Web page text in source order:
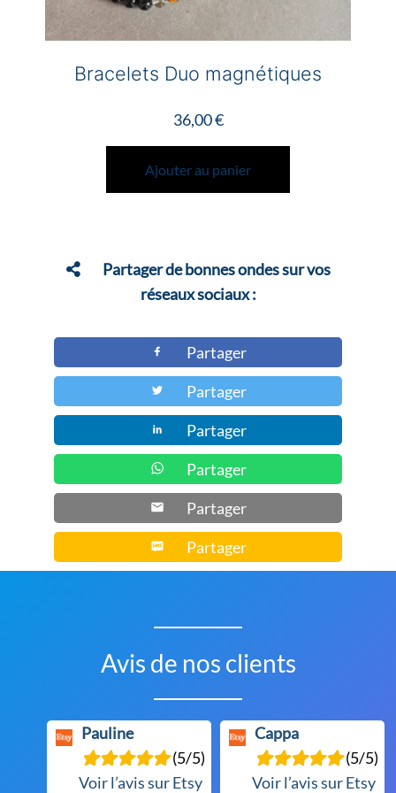
Bracelets Duo magnétiques
36,00€
Ajouter au panier
Partager de bonnes ondes sur vos
réseaux sociaux :
Partager
Partager
Partager
Partager
Partager
Partager
Avis de nos clients
Pauline
(5/5)
Voir l’avis sur Etsy
Cappa
(5/5)
Voir l’avis sur Etsy